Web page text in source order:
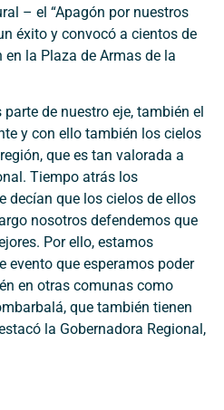
– el “Apagón por nuestros
éxito y convocó a cientos de
la Plaza de Armas de la
de nuestro eje, también el
y con ello también los cielos
que es tan valorada a
Tiempo atrás los
decían que los cielos de ellos
nosotros defendemos que
Por ello, estamos
evento que esperamos poder
en otras comunas como
que también tienen
la Gobernadora Regional,